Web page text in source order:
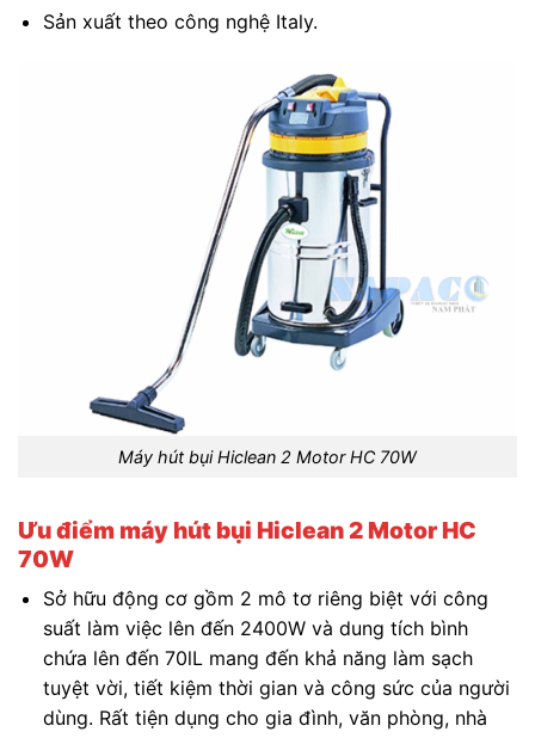
Sản xuất theo công nghệ Italy.
Máy hút bụi Hiclean 2 Motor HC 70W
Ưu điểm máy hút bụi Hiclean 2 Motor HC
70W
Sở hữu động cơ gồm 2 mô tơ riêng biệt với công
suất làm việc lên đến 2400W và dung tích bình
chứa lên đến 70lL mang đến khả năng làm sạch
tuyệt vời, tiết kiệm thời gian và công sức của người
dùng. Rất tiện dụng cho gia đình, văn phòng, nhà